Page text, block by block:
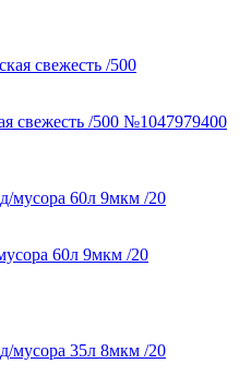
свежесть /500 №1047979400
60л 9мкм /20